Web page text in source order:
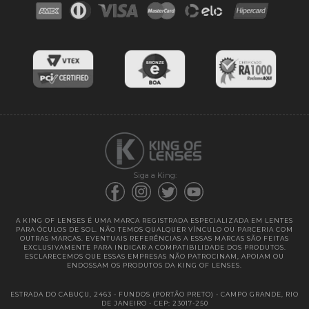
Blog
Cores das lentes
Entregas
Siga a King:
A KING OF LENSES É UMA MARCA REGISTRADA ESPECIALIZADA EM LENTES
PARA ÓCULOS DE SOL. NÃO TEMOS QUALQUER VÍNCULO OU PARCERIA COM
OUTRAS MARCAS. EVENTUAIS REFERÊNCIAS A ESSAS MARCAS SÃO FEITAS
EXCLUSIVAMENTE PARA INDICAR A COMPATIBILIDADE DOS PRODUTOS.
ESCLARECEMOS QUE ESSAS EMPRESAS NÃO PATROCINAM, APOIAM OU
ENDOSSAM OS PRODUTOS DA KING OF LENSES.
ESTRADA DO CABUÇU, 2463 - FUNDOS (PORTÃO PRETO) - CAMPO GRANDE, RIO
DE JANEIRO - CEP: 23017-250